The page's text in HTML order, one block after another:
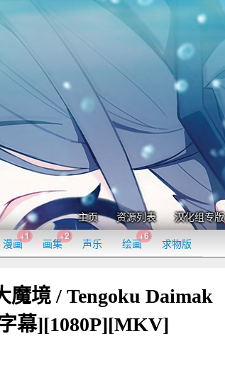
主页 资源列表 汉化组专版
漫画
+1
画集
+2
声乐 绘画
+6
求物版
魔境 / Tengoku Daimak
幕][1080P][MKV]